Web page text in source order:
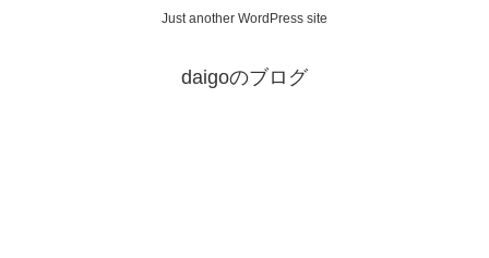
Just another WordPress site
daigoのブログ